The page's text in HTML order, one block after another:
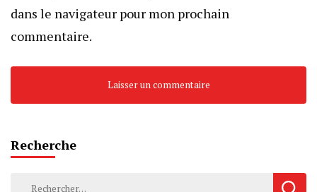
dans le navigateur pour mon prochain
commentaire.
Recherche
Rechercher :